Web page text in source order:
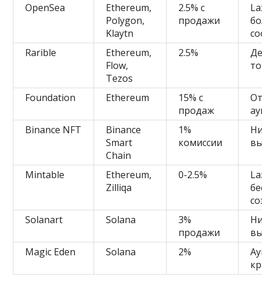
OpenSea
Ethereum,
Polygon,
Klaytn
2.5% с
продажи
Rarible
Ethereum,
Flow,
Tezos
2.5%
Foundation Ethereum
15% с
продаж
Binance NFT
Binance
Smart
Chain
1%
комиссии
Mintable
Ethereum,
Zilliqa
0-2.5%
Solanart
Solana
3%
продажи
Magic Eden
Solana 2%